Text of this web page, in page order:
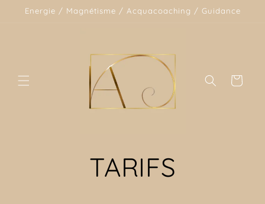
passer
Energie / Magnétisme / Acquacoaching / Guidance
Panier
TARIFS